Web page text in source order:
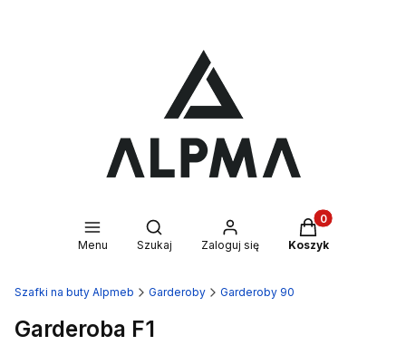
Menu
Otwórz wyszukiwarkę
Szukaj Zaloguj się
Produkty w
Koszyk
Szafki na buty Alpmeb Garderoby Garderoby 90
Garderoba F1